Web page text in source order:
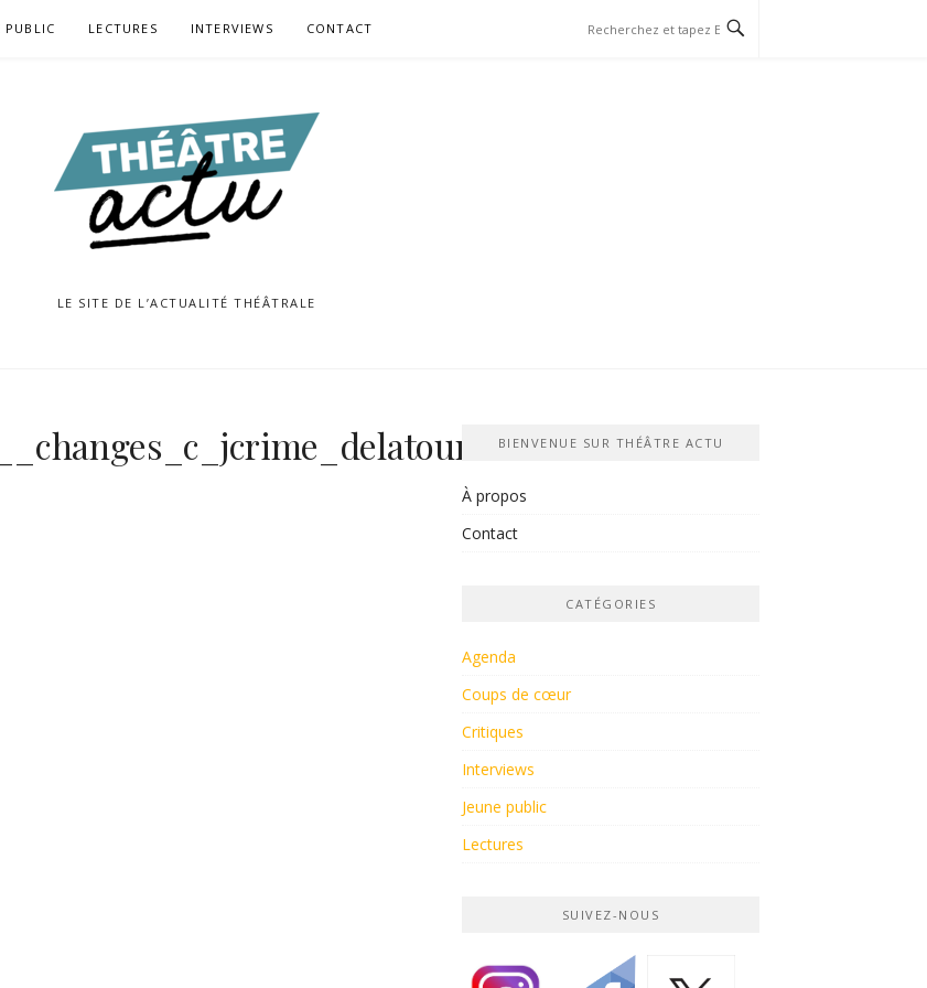
PUBLIC LECTURES INTERVIEWS CONTACT
LE SITE DE L’ACTUALITÉ THÉÂTRALE
BIENVENUE SUR THÉÂTRE ACTU
À propos
Contact
CATÉGORIES
Agenda
Coups de cœur
Critiques
Interviews
Jeune public
Lectures
SUIVEZ-NOUS